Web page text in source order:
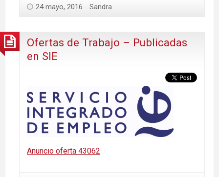
24 mayo, 2016 Sandra
Ofertas de Trabajo – Publicadas
en SIE
Anuncio oferta 43062